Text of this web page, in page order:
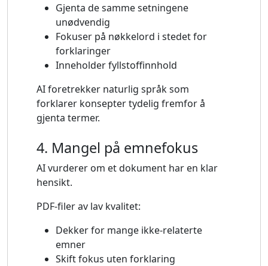
Gjenta de samme setningene
unødvendig
Fokuser på nøkkelord i stedet for
forklaringer
Inneholder fyllstoffinnhold
AI foretrekker naturlig språk som
forklarer konsepter tydelig fremfor å
gjenta termer.
4. Mangel på emnefokus
AI vurderer om et dokument har en klar
hensikt.
PDF-filer av lav kvalitet:
Dekker for mange ikke-relaterte
emner
Skift fokus uten forklaring